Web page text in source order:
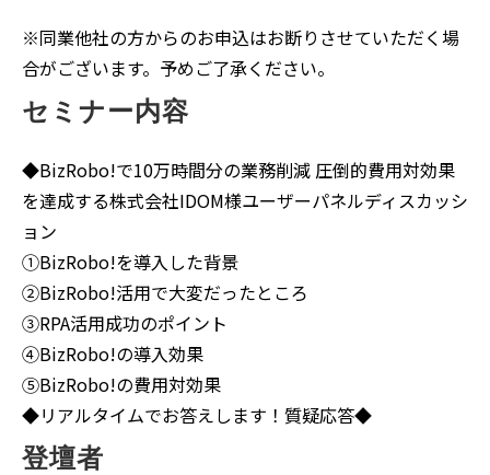
※同業他社の方からのお申込はお断りさせていただく場
合がございます。予めご了承ください。
セミナー内容
◆BizRobo!で10万時間分の業務削減 圧倒的費用対効果
を達成する株式会社IDOM様ユーザーパネルディスカッシ
ョン
①BizRobo!を導入した背景
②BizRobo!活用で大変だったところ
③RPA活用成功のポイント
④BizRobo!の導入効果
⑤BizRobo!の費用対効果
◆リアルタイムでお答えします！質疑応答◆
登壇者